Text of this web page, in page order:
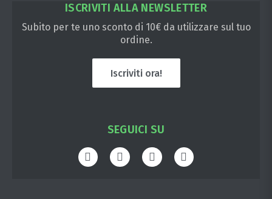
ISCRIVITI ALLA NEWSLETTER
Subito per te uno sconto di 10€ da utilizzare sul tuo
ordine.
Iscriviti ora!
SEGUICI SU